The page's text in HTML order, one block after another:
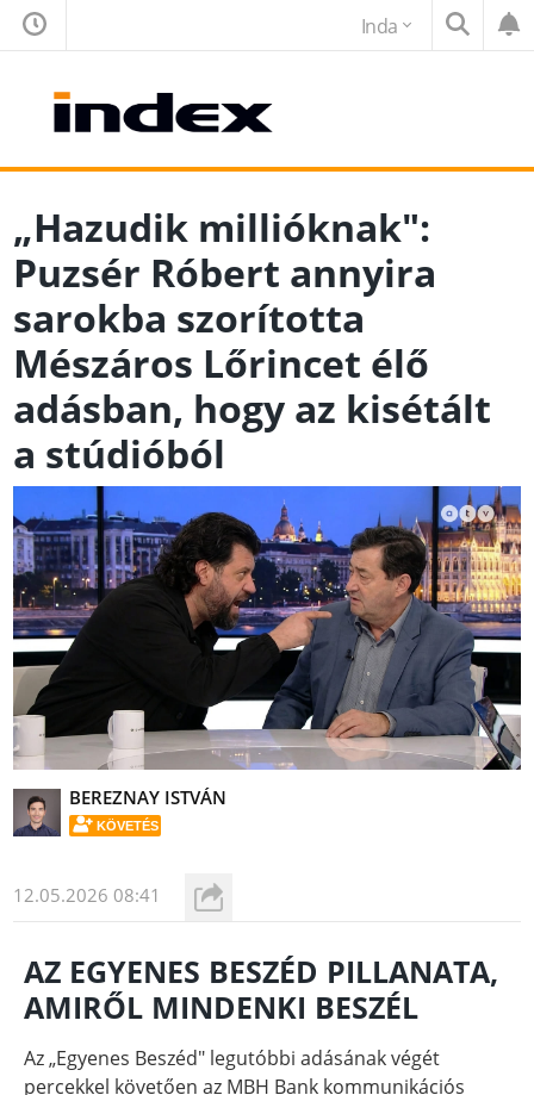
Inda
„Hazudik millióknak":
Puzsér Róbert annyira
sarokba szorította
Mészáros Lőrincet élő
adásban, hogy az kisétált
a stúdióból
BEREZNAY ISTVÁN
KÖVETÉS
12.05.2026 08:41
AZ EGYENES BESZÉD PILLANATA,
AMIRŐL MINDENKI BESZÉL
Az „Egyenes Beszéd" legutóbbi adásának végét
percekkel követően az MBH Bank kommunikációs